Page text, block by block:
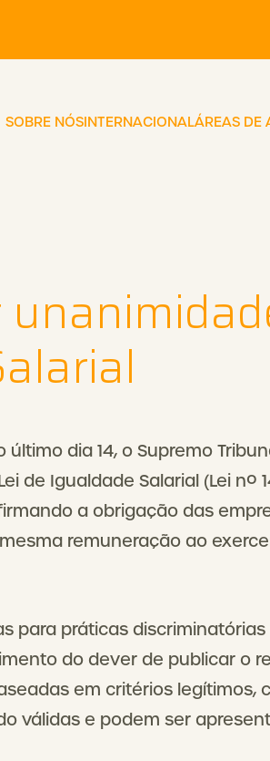
SOBRE NÓSINTERNACIONALÁREAS DE
dia 14, o Supremo
de Igualdade Salarial (Lei nº
a obrigação das
remuneração ao
para práticas
do dever de publicar o
em critérios legítimos,
válidas e podem ser